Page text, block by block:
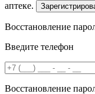
аптеке.
Восстановление
Введите телефон
Восстановление